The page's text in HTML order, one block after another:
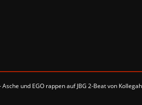
Asche und EGO rappen auf JBG 2-Beat von Kollegah